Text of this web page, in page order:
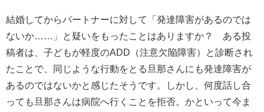
結婚してからパートナーに対して「発達障害があるのでは
ないか……」と疑いをもったことはありますか？ ある投
稿者は、子どもが軽度のADD（注意欠陥障害）と診断され
たことで、同じような行動をとる旦那さんにも発達障害が
あるのではないかと感じたそうです。しかし、何度話し合
っても旦那さんは病院へ行くことを拒否。かといって今ま